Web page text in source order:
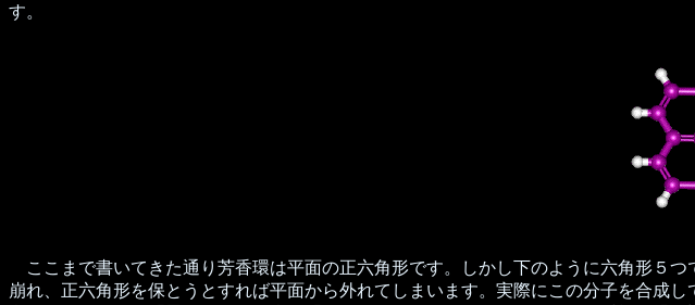
す。
ここまで書いてきた通り芳香環は平面の正六角形です。しかし下のように六角形５
崩れ、正六角形を保とうとすれば平面から外れてしまいます。実際にこの分子を合成